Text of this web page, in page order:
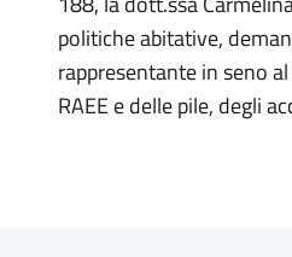
politiche abitative,
rappresentante in seno
RAEE e delle pile, degli